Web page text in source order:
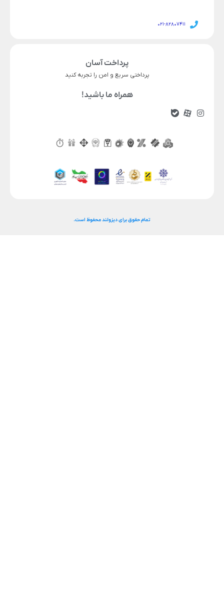
021-82807411
پرداخت آسان
پرداختی سریع و امن را تجربه کنید
همراه ما باشید!
تمام حقوق برای دیزولند محفوظ است.